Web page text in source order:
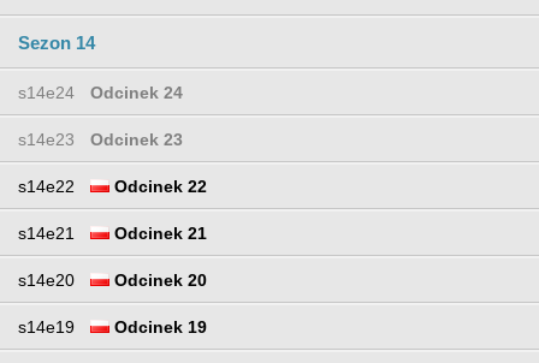
Sezon 14
s14e24 Odcinek 24
s14e23 Odcinek 23
s14e22 Odcinek 22
s14e21 Odcinek 21
s14e20 Odcinek 20
s14e19 Odcinek 19